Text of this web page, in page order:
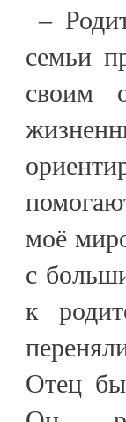
–
семьи
своим
моё
с
к
Отец